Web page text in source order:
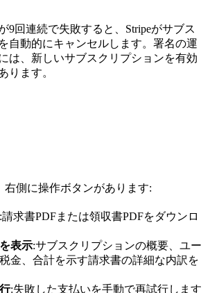
9回連続で失敗すると、Stripeがサブス
自動的にキャンセルします。署名の運
は、新しいサブスクリプションを有効
ります。
右側に操作ボタンがあります:
:請求書PDFまたは領収書PDFをダウンロ
表示:サブスクリプションの概要、ユー
金、合計を示す請求書の詳細な内訳を
:失敗した支払いを手動で再試行します